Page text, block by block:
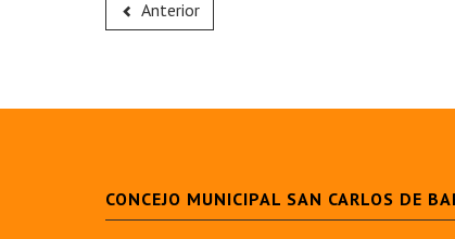
Anterior
CONCEJO MUNICIPAL SAN CARLOS DE